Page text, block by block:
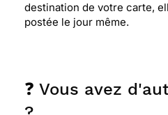
destination de votre carte,
postée le jour même.
❓ Vous avez